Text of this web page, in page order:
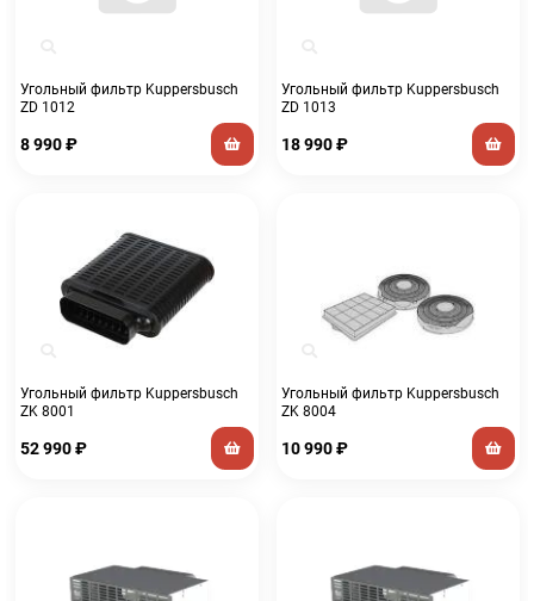
Угольный фильтр Kuppersbusch
ZD 1012
8 990₽
Угольный фильтр Kuppersbusch
ZD 1013
18 990₽
Угольный фильтр Kuppersbusch
ZK 8001
52 990₽
Угольный фильтр Kuppersbusch
ZK 8004
10 990₽